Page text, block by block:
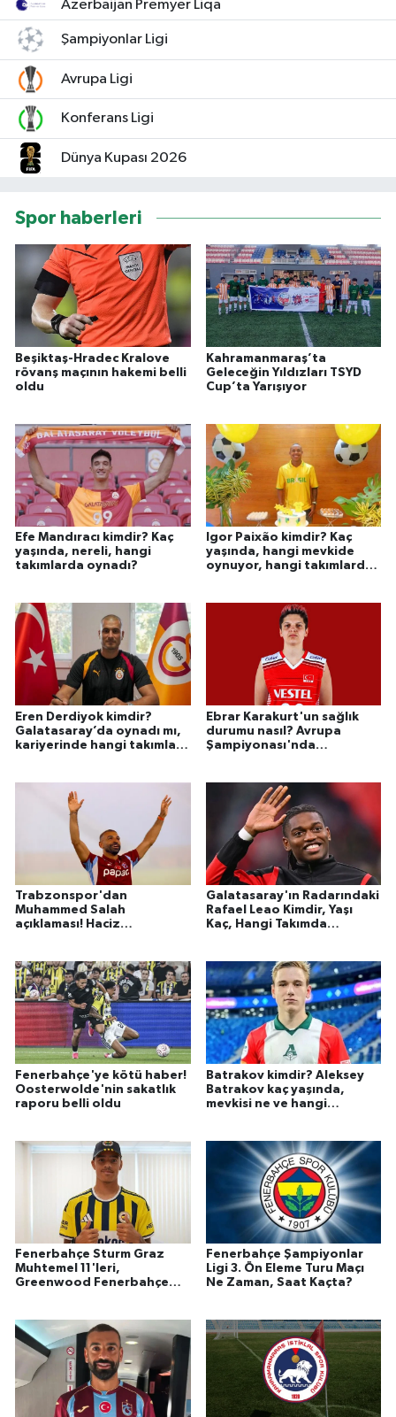
Azerbaijan Premyer Liqa
Şampiyonlar Ligi
Avrupa Ligi
Konferans Ligi
Dünya Kupası 2026
Spor haberleri
Beşiktaş-Hradec Kralove
rövanş maçının hakemi belli
oldu
Kahramanmaraş’ta
Geleceğin Yıldızları TSYD
Cup’ta Yarışıyor
Efe Mandıracı kimdir? Kaç
yaşında, nereli, hangi
takımlarda oynadı?
Igor Paixão kimdir? Kaç
yaşında, hangi mevkide
oynuyor, hangi takımlarda
Eren Derdiyok kimdir?
Galatasaray’da oynadı mı,
kariyerinde hangi takımlar
Ebrar Karakurt'un sağlık
durumu nasıl? Avrupa
Şampiyonası'nda
Trabzonspor'dan
Muhammed Salah
açıklaması! Haciz
Galatasaray'ın Radarındaki
Rafael Leao Kimdir, Yaşı
Kaç, Hangi Takımda
Fenerbahçe'ye kötü haber!
Oosterwolde'nin sakatlık
raporu belli oldu
Batrakov kimdir? Aleksey
Batrakov kaç yaşında,
mevkisi ne ve hangi
Fenerbahçe Sturm Graz
Muhtemel 11'leri,
Greenwood Fenerbahçe
Fenerbahçe Şampiyonlar
Ligi 3. Ön Eleme Turu Maçı
Ne Zaman, Saat Kaçta?